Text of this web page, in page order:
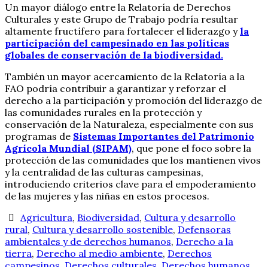
Un mayor diálogo entre la Relatoría de Derechos
Culturales y este Grupo de Trabajo podría resultar
altamente fructífero para fortalecer el liderazgo yla
participación del campesinado en las políticas
globales de conservación de la biodiversidad.
También un mayor acercamiento de la Relatoría a la
FAO podría contribuir a garantizar y reforzar el
derecho a la participación y promoción del liderazgo de
las comunidades rurales en la protección y
conservación de la Naturaleza, especialmente con sus
programas de Sistemas Importantes del Patrimonio
Agrícola Mundial (SIPAM), que pone el foco sobre la
protección de las comunidades que los mantienen vivos
y la centralidad de las culturas campesinas,
introduciendo criterios clave para el empoderamiento
de las mujeres y las niñas en estos procesos.
Agricultura, Biodiversidad, Cultura y desarrollo
rural, Cultura y desarrollo sostenible, Defensoras
ambientales y de derechos humanos, Derecho a la
tierra, Derecho al medio ambiente, Derechos